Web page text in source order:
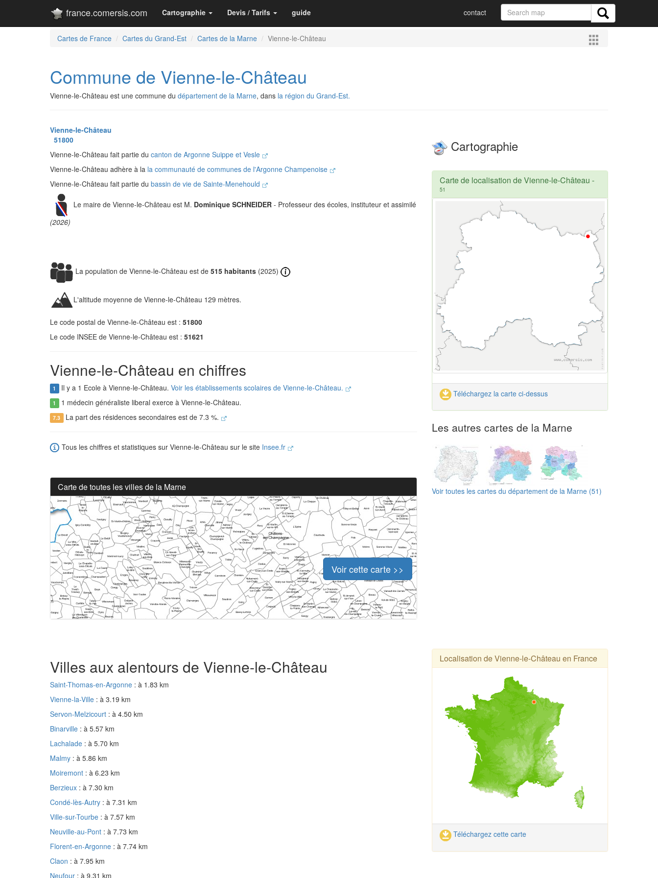
france.comersis.com Cartographie Devis / Tarifs guide contact
Cartes de France Cartes du Grand-Est Cartes de la Marne Vienne-le-Château
Commune de Vienne-le-Château
Vienne-le-Château est une commune du département de la Marne, dans la région du Grand-Est.
Vienne-le-Château
51800
Vienne-le-Château fait partie du canton de Argonne Suippe et Vesle
Vienne-le-Château adhère à la la communauté de communes de l'Argonne Champenoise
Vienne-le-Château fait partie du bassin de vie de Sainte-Menehould
Le maire de Vienne-le-Château est M. Dominique SCHNEIDER - Professeur des écoles, instituteur et assimilé
(2026)
La population de Vienne-le-Château est de 515 habitants (2025)
L'altitude moyenne de Vienne-le-Château 129 mètres.
Le code postal de Vienne-le-Château est : 51800
Le code INSEE de Vienne-le-Château est : 51621
Vienne-le-Château en chiffres
1 Il y a 1 Ecole à Vienne-le-Château. Voir les établissements scolaires de Vienne-le-Château.
1 1 médecin généraliste liberal exerce à Vienne-le-Château.
7.3 La part des résidences secondaires est de 7.3 %.
Tous les chiffres et statistiques sur Vienne-le-Château sur le site Insee.fr
Carte de toutes les villes de la Marne
Voir cette carte >>
Cartographie
Carte de localisation de Vienne-le-Château -
51
Téléchargez la carte ci-dessus
Les autres cartes de la Marne
Voir toutes les cartes du département de la Marne (51)
Villes aux alentours de Vienne-le-Château
Saint-Thomas-en-Argonne : à 1.83 km
Vienne-la-Ville : à 3.19 km
Servon-Melzicourt : à 4.50 km
Binarville : à 5.57 km
Lachalade : à 5.70 km
Malmy : à 5.86 km
Moiremont : à 6.23 km
Berzieux : à 7.30 km
Condé-lès-Autry : à 7.31 km
Ville-sur-Tourbe : à 7.57 km
Neuville-au-Pont : à 7.73 km
Florent-en-Argonne : à 7.74 km
Claon : à 7.95 km
Neufour : à 9.31 km
Localisation de Vienne-le-Château en France
Téléchargez cette carte